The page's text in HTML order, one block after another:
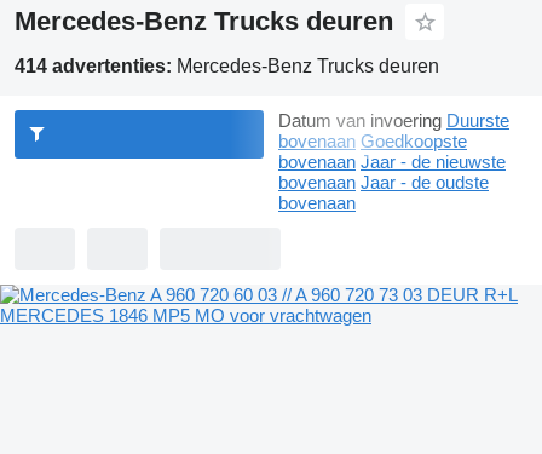
Mercedes-Benz Trucks deuren
414 advertenties: Mercedes-Benz Trucks deuren
Datum van invoering Duurste
bovenaan Goedkoopste
bovenaan Jaar - de nieuwste
bovenaan Jaar - de oudste
bovenaan